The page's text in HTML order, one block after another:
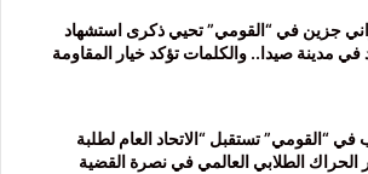
جزين في “القومي” تحيي ذكرى استشهاد
مدينة صيدا.. والكلمات تؤكد خيار المقاومة
في “القومي” تستقبل “الاتحاد العام لطلبة
الطلابي العالمي في نصرة القضية